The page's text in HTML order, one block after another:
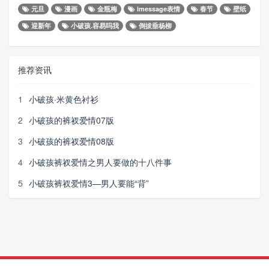
元旦
漫画 金瓶梅 imessage表情 春节
壁纸
迎新年
小破孩.容易吗我 倒拔垂杨柳
推荐资讯
1
小破孩·米黄色衬衫
2 小破孩的裤衩爱情07版
3 小破孩的裤衩爱情08版
4 小破孩裤衩爱情之男人要做的十八件事
5 小破孩裤衩爱情3—男人要能“背”